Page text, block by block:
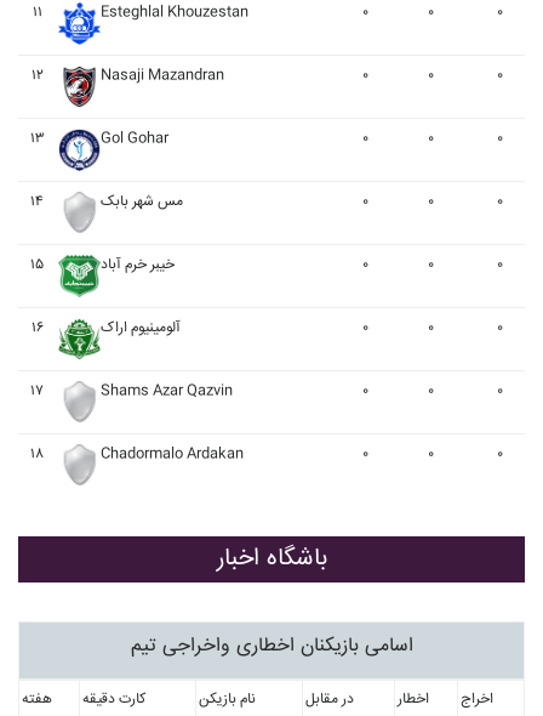
۱۱ Esteghlal Khouzestan ۰ ۰ ۰
۱۲ Nasaji Mazandran ۰ ۰ ۰
۱۳ Gol Gohar ۰ ۰ ۰
۱۴ مس شهر بابک ۰ ۰ ۰
۱۵ خيبر خرم آباد ۰ ۰ ۰
۱۶ آلومينيوم اراک ۰ ۰ ۰
۱۷ Shams Azar Qazvin ۰ ۰ ۰
۱۸ Chadormalo Ardakan ۰ ۰ ۰
باشگاه اخبار
اسامی بازیکنان اخطاری واخراجی تیم
هفته کارت دقیقه نام بازیکن در مقابل اخطار اخراج